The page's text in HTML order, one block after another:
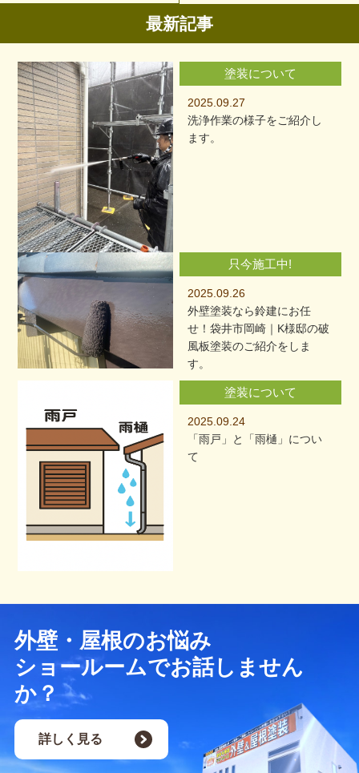
最新記事
塗装について
2025.09.27
洗浄作業の様子をご紹介し
ます。
只今施工中!
2025.09.26
外壁塗装なら鈴建にお任
せ！袋井市岡崎｜K様邸の破
風板塗装のご紹介をしま
す。
塗装について
2025.09.24
「雨戸」と「雨樋」につい
て
外壁・屋根のお悩み
ショールームでお話しません
か？
詳しく見る